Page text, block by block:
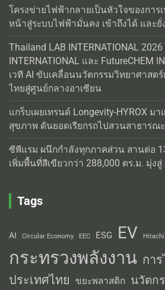
โครงข่ายไฟฟ้ากลายเป็นหัวใจของการ
หน้าสู่ระบบไฟฟ้ามั่นคง เข้าถึงได้ และยั่
Thailand LAB INTERNATIONAL
INTERNATIONAL และ FutureCHEM
เวที AI ขับเคลื่อนนวัตกรรมวิทยาศาสต
ไทยสู่ศูนย์กลางอาเซียน
แกร็บเผยเทรนด์ Longevity-HYROX ม
สุขภาพ ดันยอดเรียกรถไปสวนสาธารณะ
ซีพีแรม ผนึกกำลังทุกภาคส่วน สานต่อ
เพิ่มพื้นที่สีเขียวกว่า 288,000 ตร.ม. มุ่งสู่
Tags
AI Circular Economy EEC ESG EV
กระทรวงพลังงาน กา
ประเทศไทย
ขยะพลาสติก นวัตก